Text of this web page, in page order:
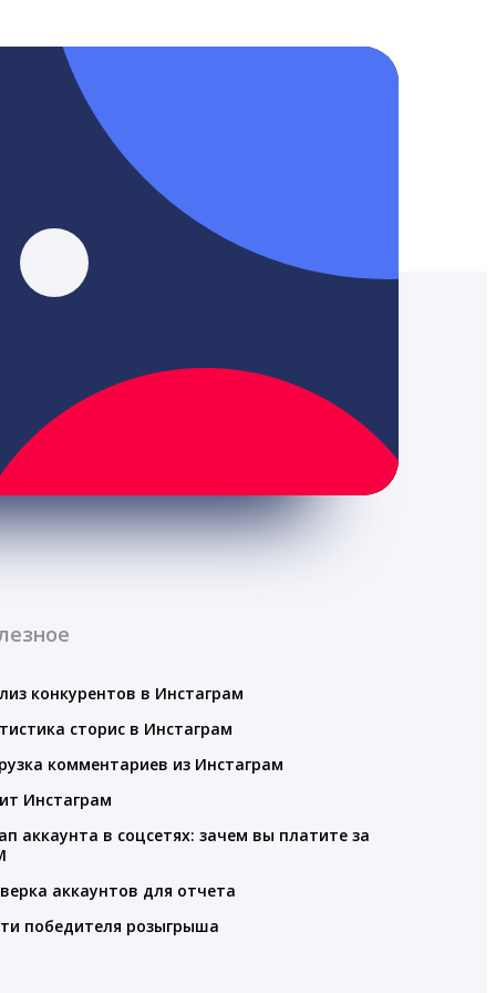
конкурентов в Инстаграм
сторис в Инстаграм
комментариев из Инстаграм
Инстаграм
аккаунта в соцсетях: зачем вы платите за
аккаунтов для отчета
победителя розыгрыша